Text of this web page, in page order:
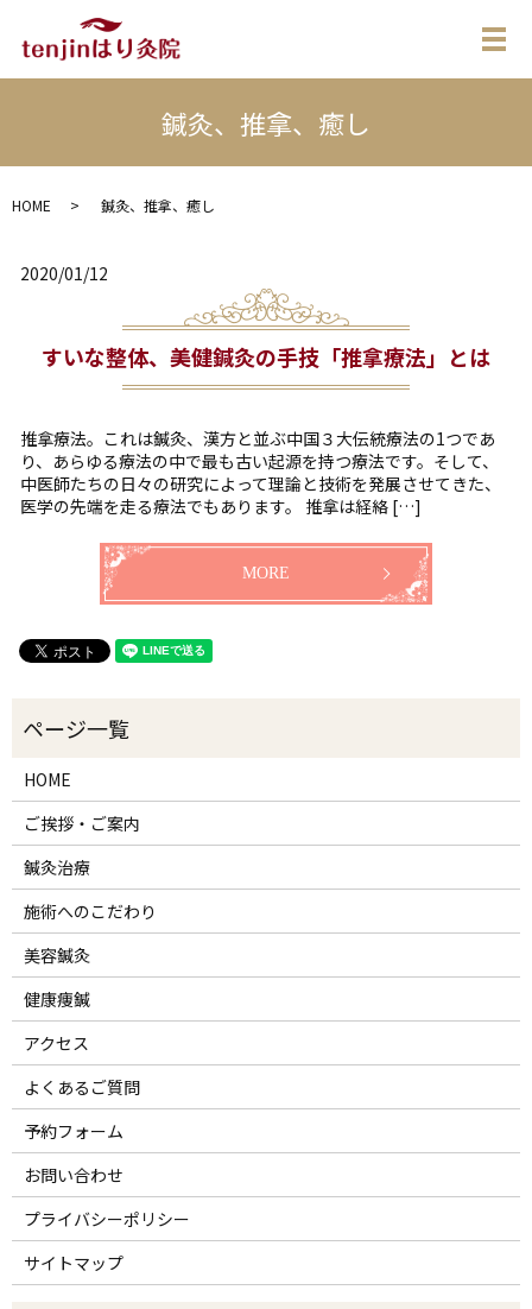
メ
鍼灸、推拿、癒し
HOME 鍼灸、推拿、癒し
2020/01/12
すいな整体、美健鍼灸の手技「推拿療法」とは
推拿療法。これは鍼灸、漢方と並ぶ中国３大伝統療法の1つであ
り、あらゆる療法の中で最も古い起源を持つ療法です。そして、
中医師たちの日々の研究によって理論と技術を発展させてきた、
医学の先端を走る療法でもあります。 推拿は経絡 […]
MORE
HOME
ご挨拶・ご案内
鍼灸治療
施術へのこだわり
美容鍼灸
健康痩鍼
アクセス
よくあるご質問
予約フォーム
お問い合わせ
プライバシーポリシー
サイトマップ